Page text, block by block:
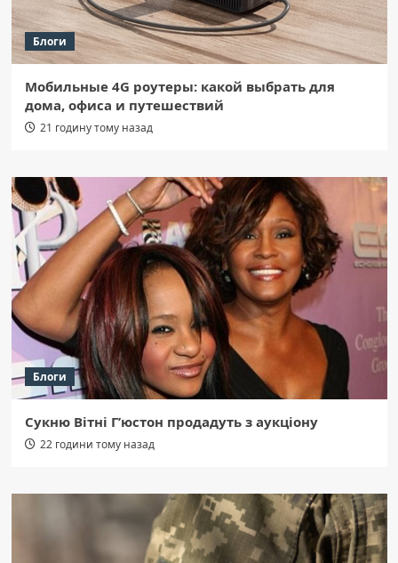
Блоги
Мобильные 4G роутеры: какой выбрать для
дома, офиса и путешествий
21 годину тому назад
Блоги
Сукню Вітні Г’юстон продадуть з аукціону
22 години тому назад